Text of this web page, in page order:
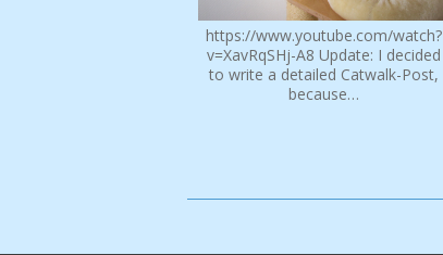
https://www.youtube.com/watch?
v=XavRqSHj-A8 Update: I decided
to write a detailed Catwalk-Post,
because…